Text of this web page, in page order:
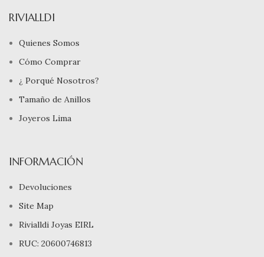
RIVIALLDI
Quienes Somos
Cómo Comprar
¿ Porqué Nosotros?
Tamaño de Anillos
Joyeros Lima
INFORMACIÓN
Devoluciones
Site Map
Rivialldi Joyas EIRL
RUC: 20600746813